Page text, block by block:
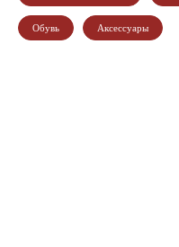
Обувь Аксессуары